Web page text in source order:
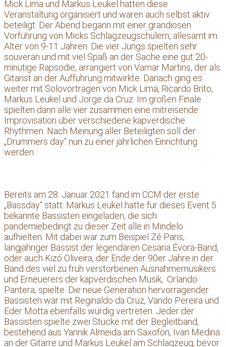
Mick Lima und Markus Leukel hatten diese
Veranstaltung organisiert und waren auch selbst aktiv
beteiligt. Der Abend begann mit einer grandiosen
Vorführung von Micks Schlagzeugschülern, allesamt im
Alter von 9-11 Jahren. Die vier Jungs spielten sehr
souverän und mit viel Spaß an der Sache eine gut 20-
minütige Rapsodie, arrangiert von Vamar Martins, der als
Gitarist an der Aufführung mitwirkte. Danach ging es
weiter mit Solovorträgen von Mick Lima, Ricardo Brito,
Markus Leukel und Jorge da Cruz. Im großen Finale
spielten dann alle vier zusammen eine mitreisende
Improvisation über verschiedene kapverdische
Rhythmen. Nach Meinung aller Beteiligten soll der
„Drummers day“ nun zu einer jährlichen Einrichtung
werden.
Bereits am 28. Januar 2021 fand im CCM der erste
„Bassday“ statt. Markus Leukel hatte für dieses Event 5
bekannte Bassisten eingeladen, die sich
pandemiebedingt zu dieser Zeit alle in Mindelo
aufhielten. Mit dabei war zum Beispiel Zé Paris,
langjähriger Bassist der legendären Cesaria Évora-Band,
oder auch Kizó Oliveira, der Ende der 90er Jahre in der
Band des viel zu früh verstorbenen Ausnahmemusikers
und Erneuerers der kapverdischen Musik, Orlando
Pantera, spielte. Die neue Generation hervorragender
Bassisten war mit Reginaldo da Cruz, Vando Pereira und
Eder Motta ebenfalls würdig vertreten. Jeder der
Bassisten spielte zwei Stücke mit der Begleitband,
bestehend aus Yannik Almeida am Saxofon, Ivan Medina
an der Gitarre und Markus Leukel am Schlagzeug, bevor